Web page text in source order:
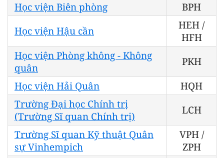
Học viện Biên phòng
BPH
Học viện Hậu cần
HEH /
HFH
Học viện Phòng không - Không
quân
PKH
Học viện Hải Quân
HQH
Trường Đại học Chính trị
(Trường Sĩ quan Chính trị)
LCH
Trường Sĩ quan Kỹ thuật Quân
sự Vinhempich
VPH /
ZPH